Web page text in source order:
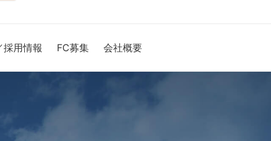
採用情報 FC募集 会社概要